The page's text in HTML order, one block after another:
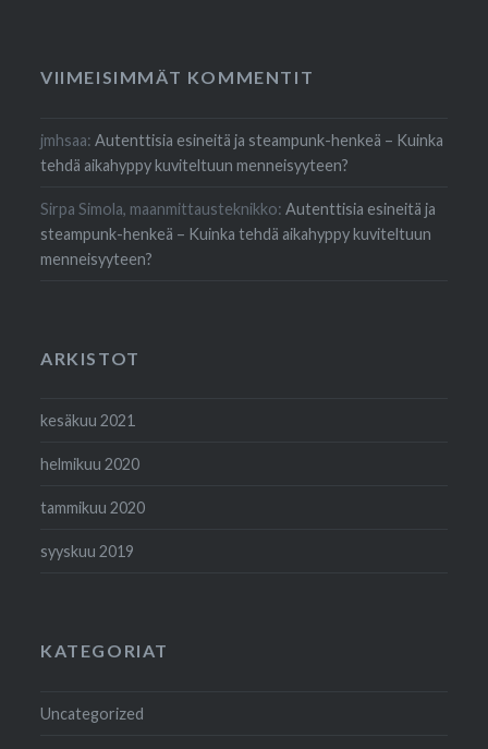
VIIMEISIMMÄT KOMMENTIT
jmhsaa:Autenttisia esineitä ja steampunk-henkeä – Kuinka
tehdä aikahyppy kuviteltuun menneisyyteen?
Sirpa Simola, maanmittausteknikko:Autenttisia esineitä ja
steampunk-henkeä – Kuinka tehdä aikahyppy kuviteltuun
menneisyyteen?
ARKISTOT
kesäkuu 2021
helmikuu 2020
tammikuu 2020
syyskuu 2019
KATEGORIAT
Uncategorized